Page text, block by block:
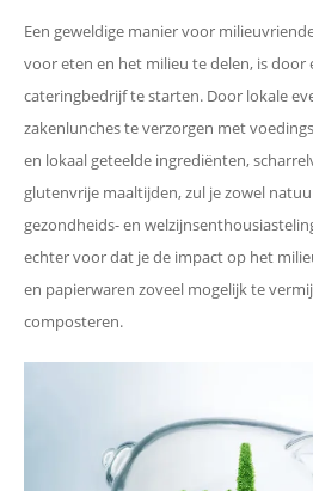
Een geweldige manier voor
voor eten en het milieu te delen, is door
cateringbedrijf te starten. Door lokale
zakenlunches te verzorgen met
en lokaal geteelde ingrediënten,
glutenvrije maaltijden, zul je zowel
gezondheids- en
echter voor dat je de impact op het
en papierwaren zoveel mogelijk te
composteren.